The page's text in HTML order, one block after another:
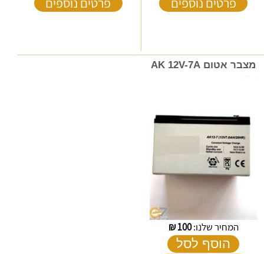
מצבר אטום AK 12V-7A
המחיר שלנו:100
₪
הוסף לסל